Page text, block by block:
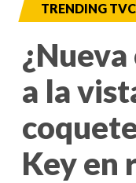
TRENDING TVC
a la
Key en